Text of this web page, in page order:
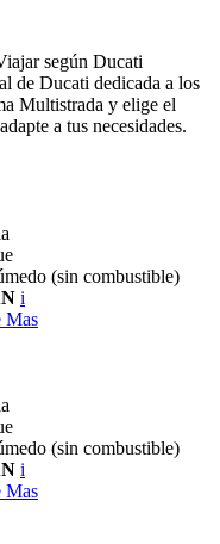
según Ducati
de Ducati dedicada a los
Multistrada y elige el
a tus necesidades.
(sin combustible)
i
Mas
(sin combustible)
i
Mas